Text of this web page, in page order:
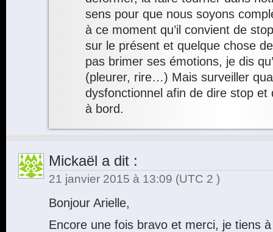
sens pour que nous soyons
à ce moment qu’il convient de
sur le présent et quelque chose
pas brimer ses émotions, je dis
(pleurer, rire…) Mais surveiller
dysfonctionnel afin de dire stop
à bord.
Mickaël a dit :
21 janvier 2015 à 13:09 (UTC 2 )
Bonjour Arielle,
Encore une fois bravo et merci, je tiens